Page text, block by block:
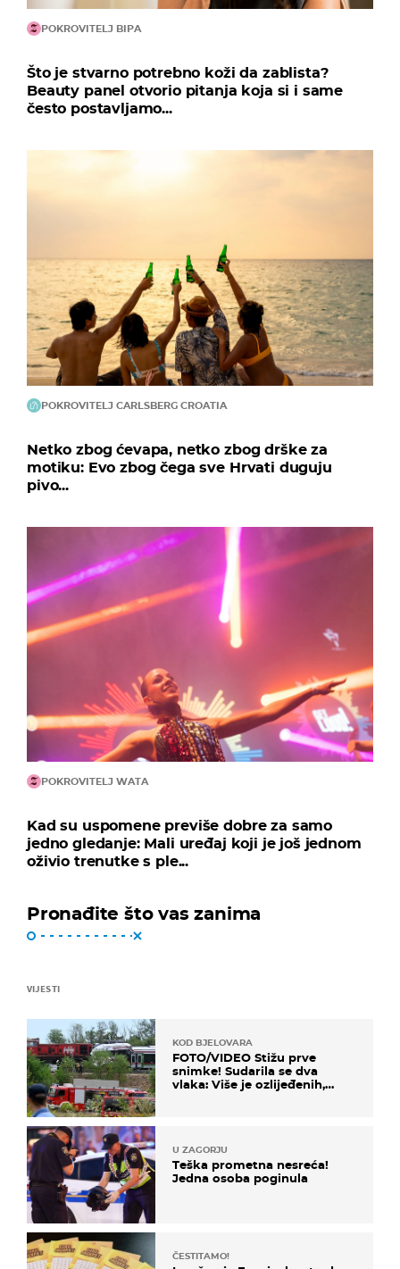
POKROVITELJ BIPA
Što je stvarno potrebno koži da zablista?
Beauty panel otvorio pitanja koja si i same
često postavljamo...
POKROVITELJ CARLSBERG CROATIA
Netko zbog ćevapa, netko zbog drške za
motiku: Evo zbog čega sve Hrvati duguju
pivo...
POKROVITELJ WATA
Kad su uspomene previše dobre za samo
jedno gledanje: Mali uređaj koji je još jednom
oživio trenutke s ple...
Pronađite što vas zanima
VIJESTI
KOD BJELOVARA
FOTO/VIDEO Stižu prve
snimke! Sudarila se dva
vlaka: Više je ozlijeđenih,
U ZAGORJU
Teška prometna nesreća!
Jedna osoba poginula
ČESTITAMO!